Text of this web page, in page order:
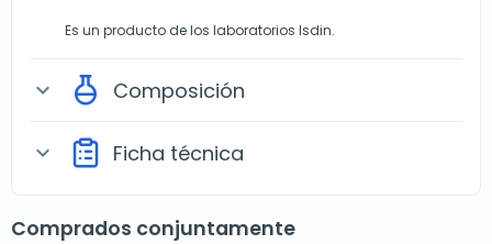
Es un producto de los laboratorios Isdin.
expand_more Composición
expand_more Ficha técnica
Comprados conjuntamente